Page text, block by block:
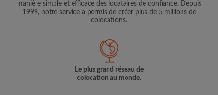
manière simple et efficace des locataires de confiance. Depuis
1999, notre service a permis de créer plus de 5 millions de
colocations.
Le plus grand réseau de
colocation au monde.